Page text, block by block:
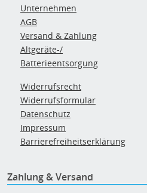
Unternehmen
AGB
Versand & Zahlung
Altgeräte-/
Batterieentsorgung
Widerrufsrecht
Widerrufsformular
Datenschutz
Impressum
Barrierefreiheitserklärung
Zahlung & Versand